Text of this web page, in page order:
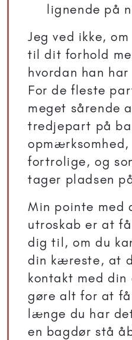
lignende på
Jeg ved ikke,
til dit forhold
hvordan han
For de fleste
meget sårende
tredjepart på
fortrolige, og
tager pladsen
Min pointe med
utroskab er at
dig til, om du
din kæreste, at
kontakt med din
gøre alt for at
længe du har
en bagdør stå